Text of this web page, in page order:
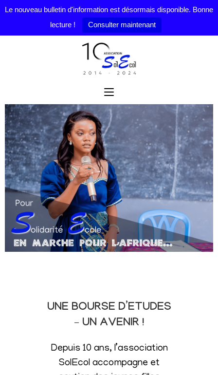
Le nouveau bulletin d'information est désormais disponible. Bonne
lecture !
Consulter maintenant
UNE BOURSE D’ETUDES
– UN AVENIR !
Depuis 10 ans, l’association
SolEcol accompagne et